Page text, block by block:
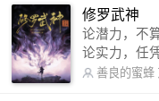
微博：皇甫
87） QQ交流群：320238210【普通群】 574501330
修罗武神
论潜力，不
论实力，任
军。 我是谁？天下众生视我为修罗，却不知，我以善良的蜜蜂